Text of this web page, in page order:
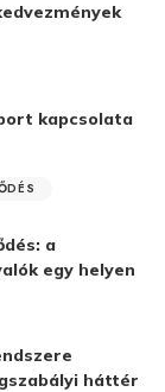
kapcsolata
a
egy helyen
háttér